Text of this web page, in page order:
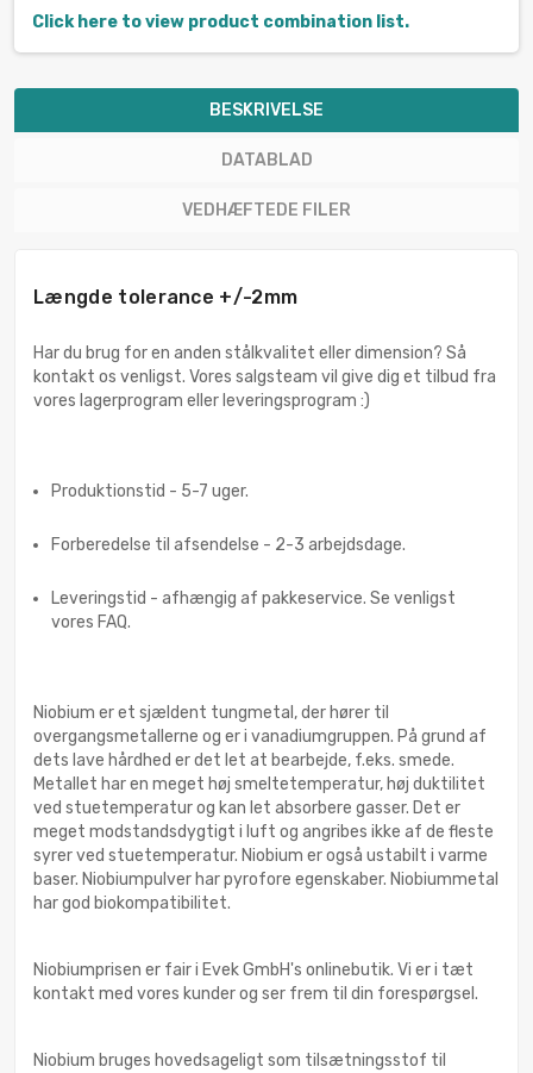
Click here to view product combination list.
BESKRIVELSE
DATABLAD
VEDHÆFTEDE FILER
Længde tolerance +/-2mm
Har du brug for en anden stålkvalitet eller dimension? Så
kontakt os venligst. Vores salgsteam vil give dig et tilbud fra
vores lagerprogram eller leveringsprogram :)
Produktionstid - 5-7 uger.
Forberedelse til afsendelse - 2-3 arbejdsdage.
Leveringstid - afhængig af pakkeservice. Se venligst
vores FAQ.
Niobium er et sjældent tungmetal, der hører til
overgangsmetallerne og er i vanadiumgruppen. På grund af
dets lave hårdhed er det let at bearbejde, f.eks. smede.
Metallet har en meget høj smeltetemperatur, høj duktilitet
ved stuetemperatur og kan let absorbere gasser. Det er
meget modstandsdygtigt i luft og angribes ikke af de fleste
syrer ved stuetemperatur. Niobium er også ustabilt i varme
baser. Niobiumpulver har pyrofore egenskaber. Niobiummetal
har god biokompatibilitet.
Niobiumprisen er fair i Evek GmbH's onlinebutik. Vi er i tæt
kontakt med vores kunder og ser frem til din forespørgsel.
Niobium bruges hovedsageligt som tilsætningsstof til